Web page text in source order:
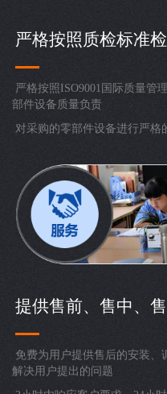
严格按照质检标准
严格按照ISO9001国际质量管
部件设备质量负责
对采购的零部件设备进行严
提供售前、售中、
免费为用户提供售后的安装、
解决用户提出的问题